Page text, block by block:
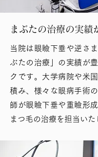
まぶたの治療の実績
当院は眼瞼下垂や逆さ
ぶたの治療」の実績が
クです。大学病院や米
積み、様々な眼病手術
師が眼瞼下垂や重瞼形
まつ毛の治療を担当いた